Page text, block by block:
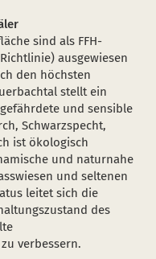
sind als FFH-
ausgewiesen
den höchsten
stellt ein
und sensible
Schwarzspecht,
ist ökologisch
und naturnahe
und seltenen
leitet sich die
des
verbessern.